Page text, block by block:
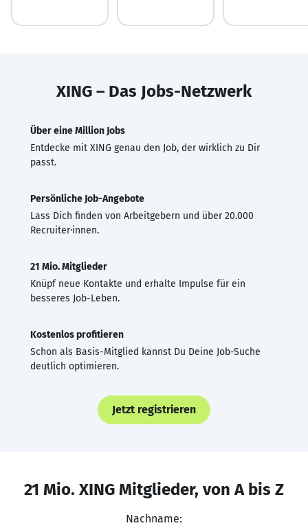
XING – Das Jobs-Netzwerk
Über eine Million Jobs
Entdecke mit XING genau den Job, der wirklich zu Dir
passt.
Persönliche Job-Angebote
Lass Dich finden von Arbeitgebern und über 20.000
Recruiter·innen.
21 Mio. Mitglieder
Knüpf neue Kontakte und erhalte Impulse für ein
besseres Job-Leben.
Kostenlos profitieren
Schon als Basis-Mitglied kannst Du Deine Job-Suche
deutlich optimieren.
Jetzt registrieren
21 Mio. XING Mitglieder, von A bis Z
Nachname: